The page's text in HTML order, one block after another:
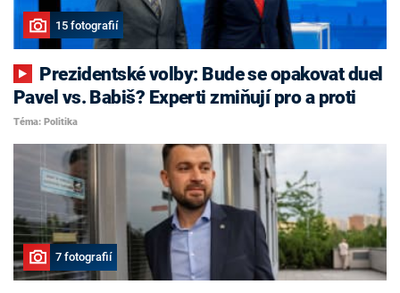
15 fotografií
Pavel vs. Babiš? Experti zmiňují pro a proti
Téma: Politika
7 fotografií